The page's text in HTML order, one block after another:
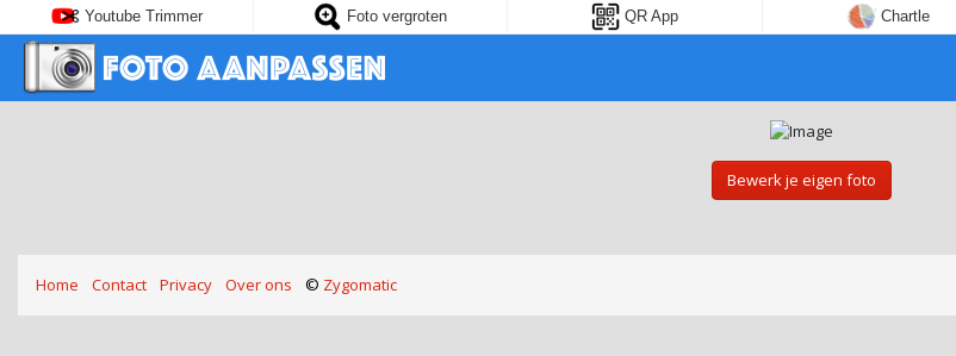
Youtube Trimmer Foto vergroten QR App Chartle
Bewerk je eigen foto
Home Contact Privacy Over ons © Zygomatic